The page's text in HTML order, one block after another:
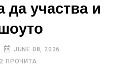
да участва и
JUNE 08, 2026
ПРОЧИТА